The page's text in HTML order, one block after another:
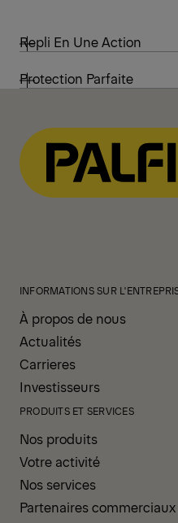
Repli En Une Action
Protection Parfaite
INFORMATIONS SUR
À propos de nous
Actualités
Carrieres
Investisseurs
PRODUITS ET SERVICES
Nos produits
Votre activité
Nos services
Partenaires